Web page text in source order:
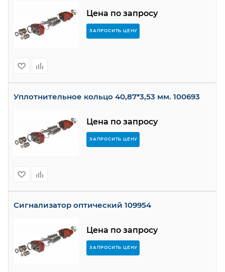
Цена по запросу
ЗАПРОСИТЬ ЦЕНУ
Уплотнительное кольцо 40,87*3,53 мм. 100693
Цена по запросу
ЗАПРОСИТЬ ЦЕНУ
Сигнализатор оптический 109954
Цена по запросу
ЗАПРОСИТЬ ЦЕНУ